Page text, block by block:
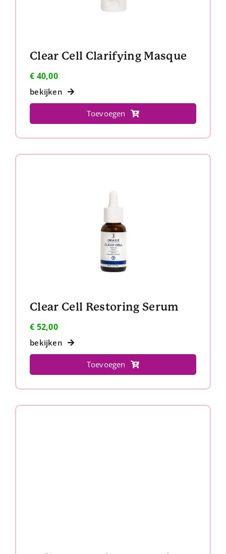
Clear Cell Clarifying Masque
€ 40,00
bekijken
Toevoegen
Clear Cell Restoring Serum
€ 52,00
bekijken
Toevoegen